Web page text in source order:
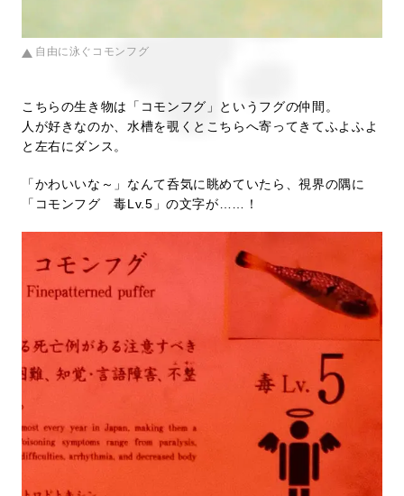
自由に泳ぐコモンフグ
こちらの生き物は「コモンフグ」というフグの仲間。
人が好きなのか、水槽を覗くとこちらへ寄ってきてふよふよ
と左右にダンス。
「かわいいな～」なんて呑気に眺めていたら、視界の隅に
「コモンフグ 毒Lv.5」の文字が……！